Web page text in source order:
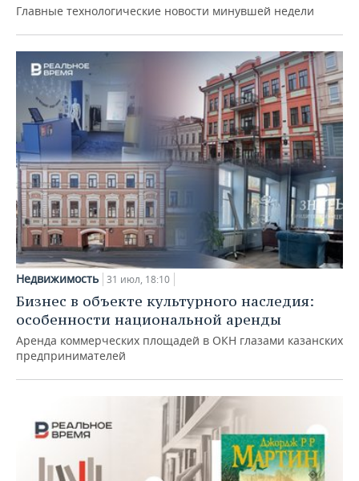
Главные технологические новости минувшей недели
Недвижимость 31 июл, 18:10
Бизнес в объекте культурного наследия:
особенности национальной аренды
Аренда коммерческих площадей в ОКН глазами казанских
предпринимателей